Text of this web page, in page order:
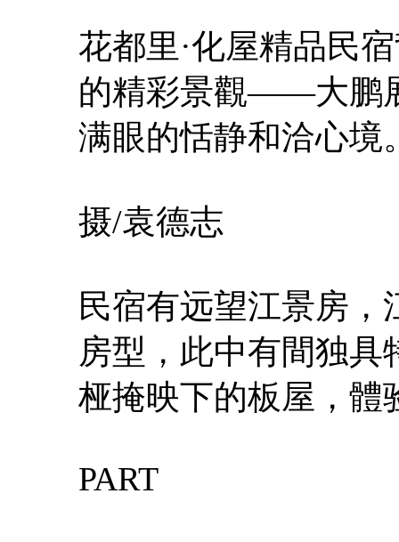
花都里·化屋精品民
的精彩景觀——大鹏
满眼的恬静和洽心境
摄/袁德志
民宿有远望江景房
房型，此中有間独
桠掩映下的板屋，體
PART